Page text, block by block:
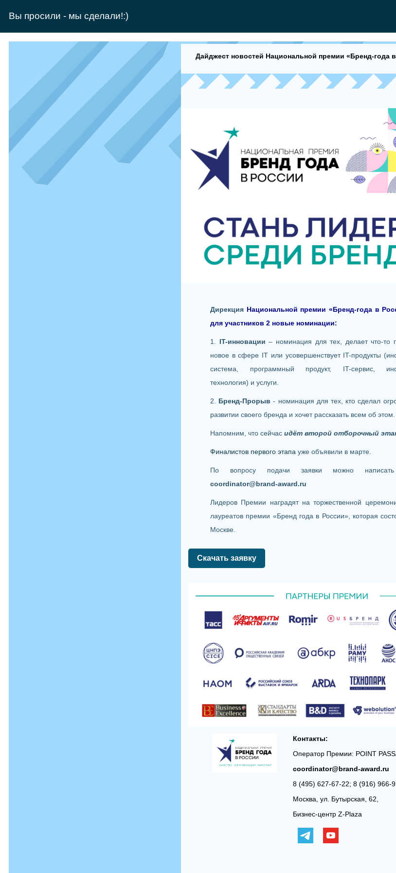
Вы просили - мы сделали!:)
Дайджест новостей Национальной премии «Бренд-года
Дирекция Национальной премии «Бренд-года в
для участников 2 новые номинации:
1. IT-инновации – номинация для тех, делает что-то
новое в сфере IT или усовершенствует IT-продукты
система, программный продукт, IT-сервис,
технология) и услуги.
2. Бренд-Прорыв - номинация для тех, кто сделал
развитии своего бренда и хочет рассказать всем об этом.
Напомним, что сейчас идёт второй отборочный
Финалистов первого этапа уже объявили в марте.
По вопросу подачи заявки можно
coordinator@brand-award.ru
Лидеров Премии наградят на торжественной
лауреатов премии «Бренд года в России», которая
Москве.
Скачать заявку
Контакты:
Оператор Премии: POINT
coordinator@brand-award.ru
8 (495) 627-67-22; 8 (916) 966-
Москва, ул. Бутырская, 62,
Бизнес-центр Z-Plaza